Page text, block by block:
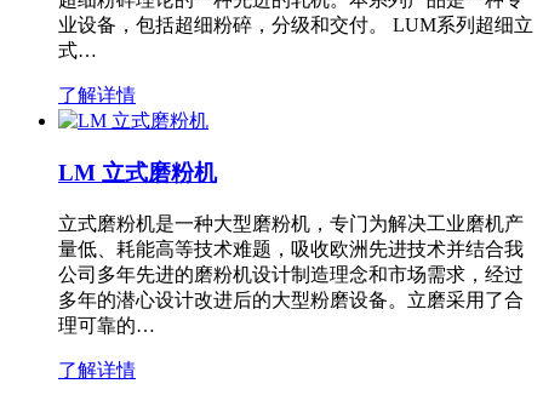
业设备，包括超细粉碎，分级和交付。 LUM系列超细立
式…
了解详情
LM 立式磨粉机
立式磨粉机是一种大型磨粉机，专门为解决工业磨机产
量低、耗能高等技术难题，吸收欧洲先进技术并结合我
公司多年先进的磨粉机设计制造理念和市场需求，经过
多年的潜心设计改进后的大型粉磨设备。立磨采用了合
理可靠的…
了解详情